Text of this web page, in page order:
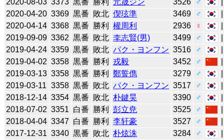
2020-04-20 3369 黒番 敗北 偰玹準 3469 ♂
2020-04-14 3368 黒番 勝利 權周利 2936 ♀
2019-09-09 3362 黒番 敗北 李志賢(男) 3499 ♂
2019-04-24 3359 黒番 敗北 パク・ヨンフン 3516 ♂
2019-04-02 3358 黒番 勝利 戎毅 3452 ♂
2019-03-13 3358 黒番 勝利 鄭誓儁 3279 ♂
2019-03-11 3358 黒番 敗北 パク・ヨンフン 3517 ♂
2018-12-14 3354 黒番 敗北 朴鍵昊 3390 ♂
2018-07-02 3351 白番 勝利 彭立尭 3525 ♂
2018-04-04 3347 白番 勝利 李轩豪 3527 ♂
2017-12-31 3340 黒番 敗北 朴炫洙 3284 ♂